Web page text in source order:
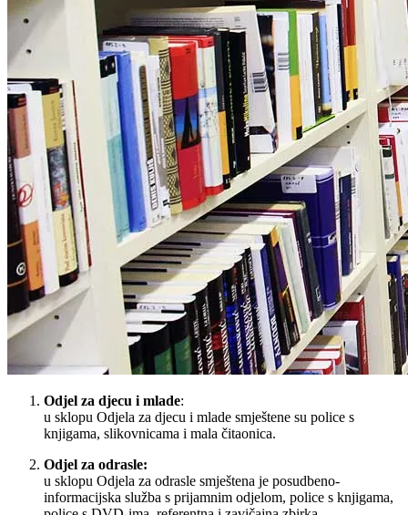
Odjel za djecu i mlade:
u sklopu Odjela za djecu i mlade smještene su police s
knjigama, slikovnicama i mala čitaonica.
Odjel za odrasle:
u sklopu Odjela za odrasle smještena je posudbeno-
informacijska služba s prijamnim odjelom, police s knjigama,